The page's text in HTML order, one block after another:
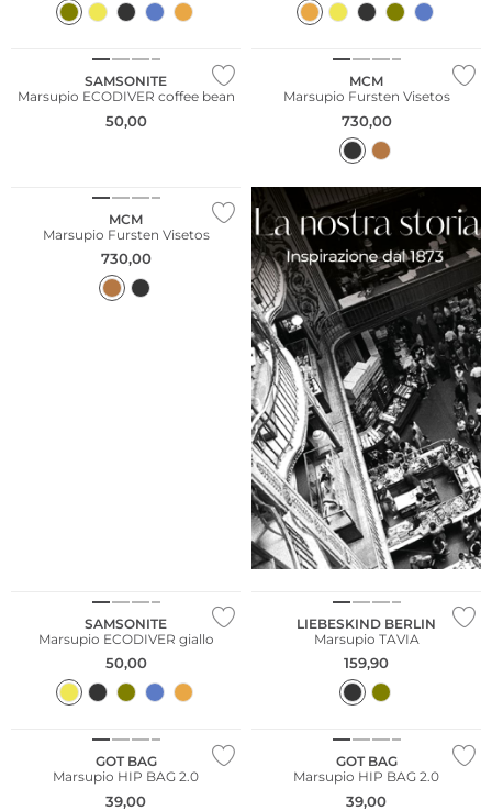
Sostenibile
SAMSONITE
Marsupio ECODIVER coffee bean
50,00
MCM
Marsupio Fursten Visetos
730,00
MCM
Marsupio Fursten Visetos
730,00
SAMSONITE
Marsupio ECODIVER giallo
50,00
Sostenibile
LIEBESKIND BERLIN
Marsupio TAVIA
159,90
Sostenibile
GOT BAG
Marsupio HIP BAG 2.0
39,00
GOT BAG
Marsupio HIP BAG 2.0
39,00